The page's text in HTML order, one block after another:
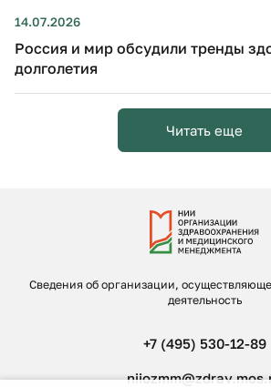
14.07.2026
Россия и мир обсудили тренды
долголетия
Читать еще
Сведения об организации,
деятельность
+7 (495) 530-12-89